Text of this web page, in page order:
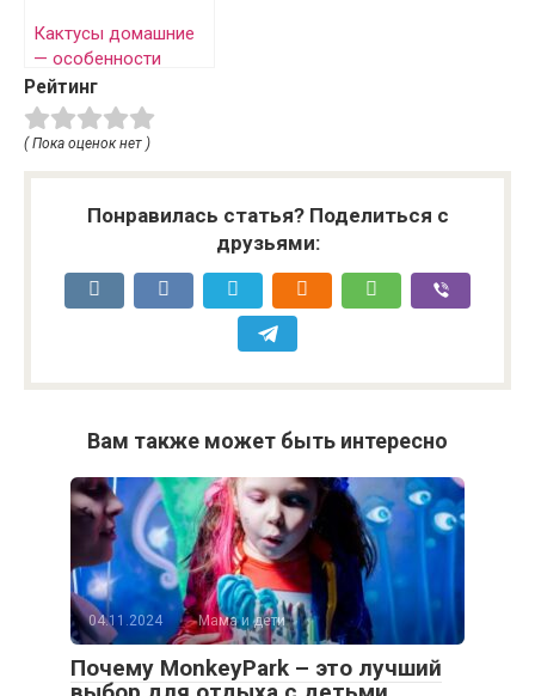
Кактусы домашние
— особенности
ухода, полива и их
разведения
Рейтинг
( Пока оценок нет )
Понравилась статья? Поделиться с
друзьями:
Вам также может быть интересно
04.11.2024 Мама и дети
Почему MonkeyPark – это лучший